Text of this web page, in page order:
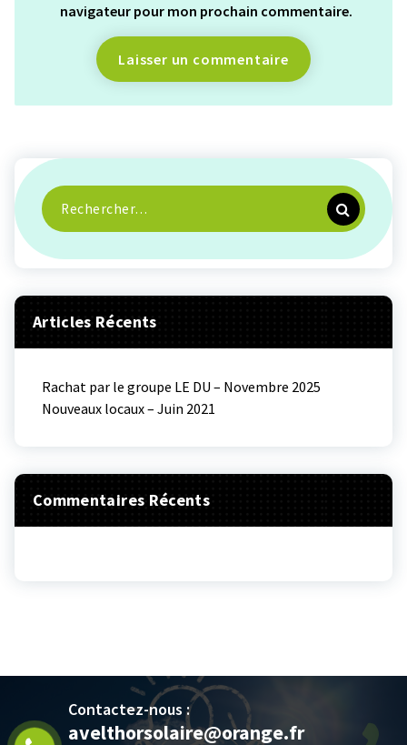
navigateur pour mon prochain commentaire.
Articles Récents
Rachat par le groupe LE DU – Novembre 2025
Nouveaux locaux – Juin 2021
Commentaires Récents
Contactez-nous :
avelthorsolaire@orange.fr